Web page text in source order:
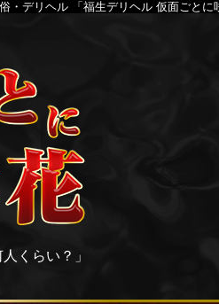
・デリヘル 「福生デリヘル 仮面ごとに
くらい？」